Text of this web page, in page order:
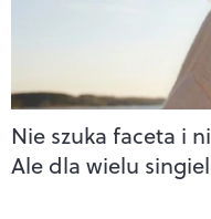
Nie szuka faceta i
Ale dla wielu